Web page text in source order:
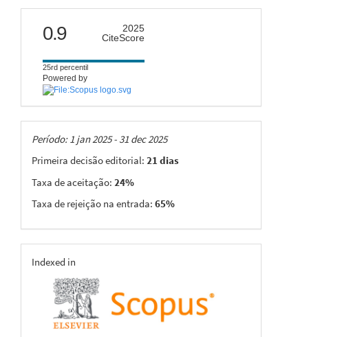
citescore
0.9
2025
CiteScore
25rd percentil
Powered by
Taxas
Período: 1 jan 2025 - 31 dec 2025
Primeira decisão editorial: 21 dias
Taxa de aceitação: 24%
Taxa de rejeição na entrada: 65%
indexing
Indexed in